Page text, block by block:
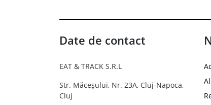
Date de contact
EAT & TRACK S.R.L
Str. Măceșului, Nr. 23A, Cluj-Napoca,
Cluj